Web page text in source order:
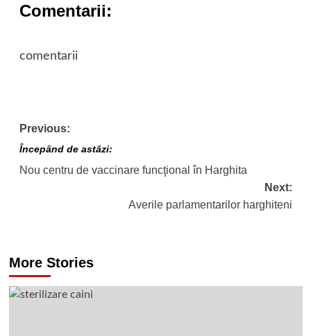
Comentarii:
comentarii
Post
navigation
Previous:
Începând de astăzi:
Nou centru de vaccinare funcţional în Harghita
Next:
Averile parlamentarilor harghiteni
More Stories